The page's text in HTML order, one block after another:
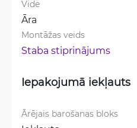
Vide
Āra
Montāžas veids
Staba stiprinājums
Iepakojumā iekļauts
Ārējais barošanas bloks